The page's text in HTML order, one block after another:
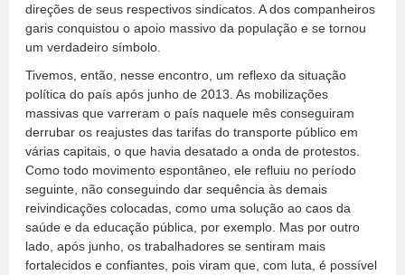
direções de seus respectivos sindicatos. A dos companheiros
garis conquistou o apoio massivo da população e se tornou
um verdadeiro símbolo.
Tivemos, então, nesse encontro, um reflexo da situação
política do país após junho de 2013. As mobilizações
massivas que varreram o país naquele mês conseguiram
derrubar os reajustes das tarifas do transporte público em
várias capitais, o que havia desatado a onda de protestos.
Como todo movimento espontâneo, ele refluiu no período
seguinte, não conseguindo dar sequência às demais
reivindicações colocadas, como uma solução ao caos da
saúde e da educação pública, por exemplo. Mas por outro
lado, após junho, os trabalhadores se sentiram mais
fortalecidos e confiantes, pois viram que, com luta, é possível